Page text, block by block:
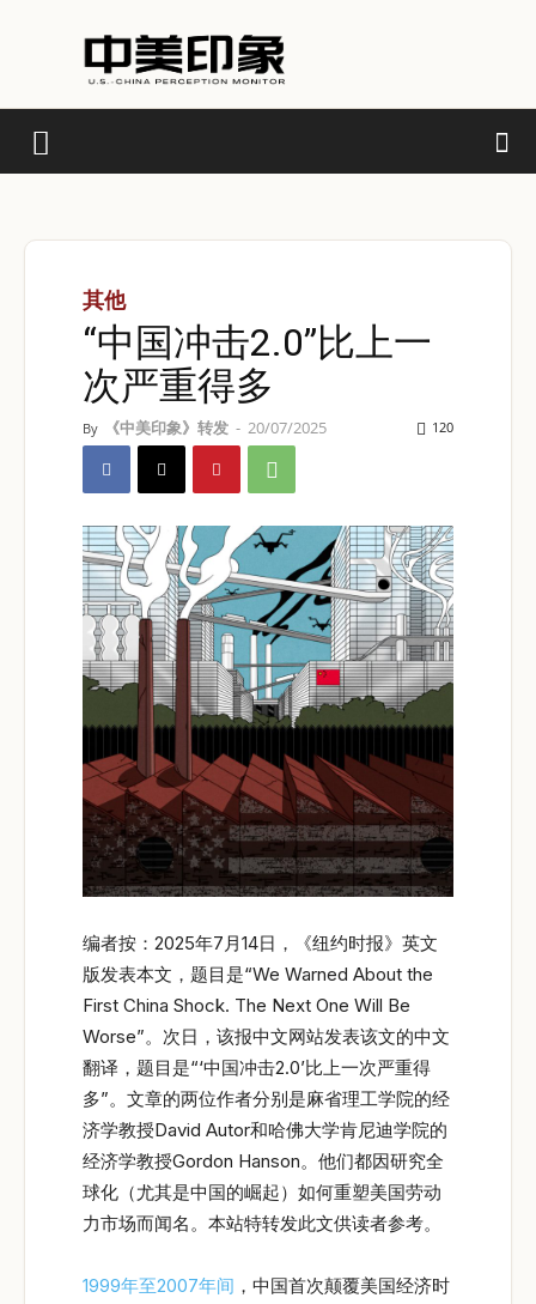
其他
“中国冲击2.0”比上一
次严重得多
By 《中美印象》转发 - 20/07/2025 120
编者按：2025年7月14日，《纽约时报》英文
版发表本文，题目是“We Warned About the
First China Shock. The Next One Will Be
Worse”。次日，该报中文网站发表该文的中文
翻译，题目是“‘中国冲击2.0’比上一次严重得
多”。文章的两位作者分别是麻省理工学院的经
济学教授David Autor和哈佛大学肯尼迪学院的
经济学教授Gordon Hanson。他们都因研究全
球化（尤其是中国的崛起）如何重塑美国劳动
力市场而闻名。本站特转发此文供读者参考。
1999年至2007年间 ，中国首次颠覆美国经济时